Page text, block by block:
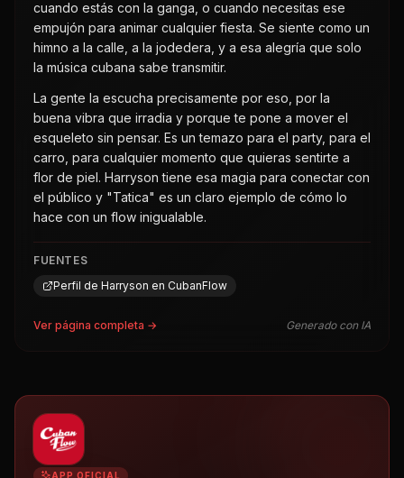
cuando estás con la ganga, o cuando necesitas ese
empujón para animar cualquier fiesta. Se siente como un
himno a la calle, a la jodedera, y a esa alegría que solo
la música cubana sabe transmitir.
La gente la escucha precisamente por eso, por la
buena vibra que irradia y porque te pone a mover el
esqueleto sin pensar. Es un temazo para el party, para el
carro, para cualquier momento que quieras sentirte a
flor de piel. Harryson tiene esa magia para conectar con
el público y "Tatica" es un claro ejemplo de cómo lo
hace con un flow inigualable.
FUENTES
Perfil de Harryson en CubanFlow
Ver página completa → Generado con IA
APP OFICIAL